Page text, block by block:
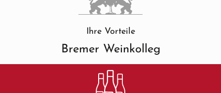
Ihre Vorteile
Bremer Weinkolleg